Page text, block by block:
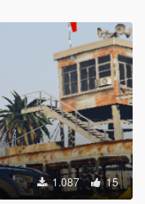
1.087 15